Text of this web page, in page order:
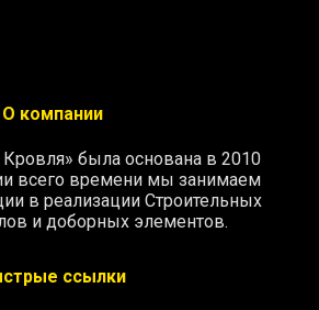
О компании
была основана в 2010
всего времени мы занимаем
в реализации Строительных
и доборных элементов.
ссылки